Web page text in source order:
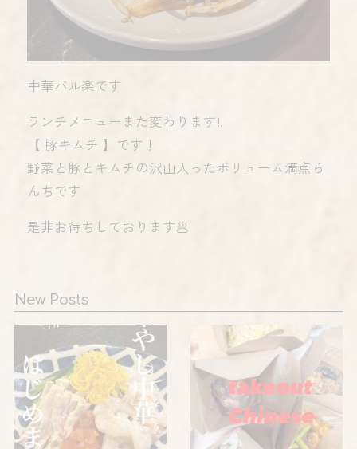
中華バル楽です
ランチメニューまた変わります!!
【 豚キムチ 】です！
野菜と豚とキムチの沢山入ったボリューム満点ら
んちです
是非お待ちしております🥟
New Posts